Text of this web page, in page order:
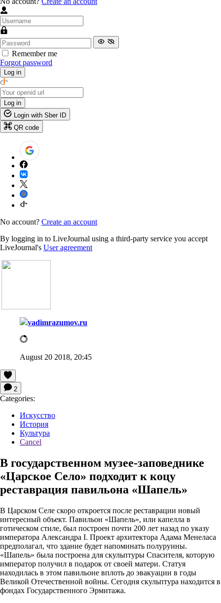
Remember me
Forgot password
Log in
Log in
Login with Sber ID
QR code
No account? Create an account
By logging in to LiveJournal using a third-party service you accept
LiveJournal's User agreement
vadimrazumov.ru
August 20 2018, 20:45
2
Categories:
Искусство
История
Культура
Cancel
В государственном музее-заповеднике
«Царское Cело» подходит к коцу
реставрация павильона «Шапель»
В Царском Селе скоро откроется после реставрации новый
интересный объект. Павильон «Шапель», или капелла в
готическом стиле, был построен почти 200 лет назад по указу
императора Александра I. Проект архитектора Адама Менеласа
предполагал, что здание будет напоминать полуруины.
«Шапель» была построена для скульптуры Спасителя, которую
император получил в подарок от своей матери. Статуя
находилась в этом павильоне вплоть до эвакуации в годы
Великой Отечественной войны. Сегодня скульптура находится в
фондах Государственного Эрмитажа.